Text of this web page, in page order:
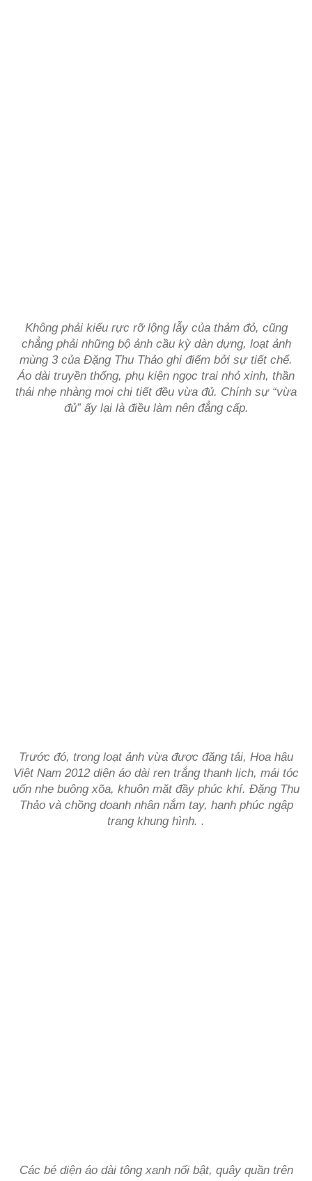
Không phải kiểu rực rỡ lộng lẫy của thảm đỏ, cũng
chẳng phải những bộ ảnh cầu kỳ dàn dựng, loạt ảnh
mùng 3 của Đặng Thu Thảo ghi điểm bởi sự tiết chế.
Áo dài truyền thống, phụ kiện ngọc trai nhỏ xinh, thần
thái nhẹ nhàng mọi chi tiết đều vừa đủ. Chính sự “vừa
đủ” ấy lại là điều làm nên đẳng cấp.
Trước đó, trong loạt ảnh vừa được đăng tải, Hoa hậu
Việt Nam 2012 diện áo dài ren trắng thanh lịch, mái tóc
uốn nhẹ buông xõa, khuôn mặt đầy phúc khí. Đặng Thu
Thảo và chồng doanh nhân nắm tay, hạnh phúc ngập
trang khung hình. .
Các bé diện áo dài tông xanh nổi bật, quây quần trên